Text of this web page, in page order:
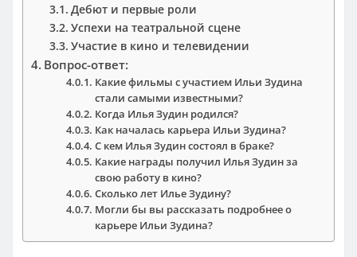
Дебют и первые роли
Успехи на театральной сцене
Участие в кино и телевидении
Вопрос-ответ:
Какие фильмы с участием Ильи Зудина
стали самыми известными?
Когда Илья Зудин родился?
Как началась карьера Ильи Зудина?
С кем Илья Зудин состоял в браке?
Какие награды получил Илья Зудин за
свою работу в кино?
Сколько лет Илье Зудину?
Могли бы вы рассказать подробнее о
карьере Ильи Зудина?